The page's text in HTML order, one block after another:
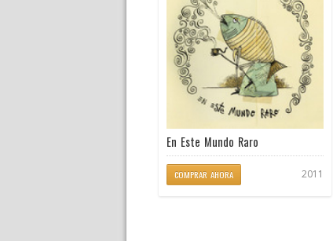
En Este Mundo Raro
COMPRAR AHORA 2011